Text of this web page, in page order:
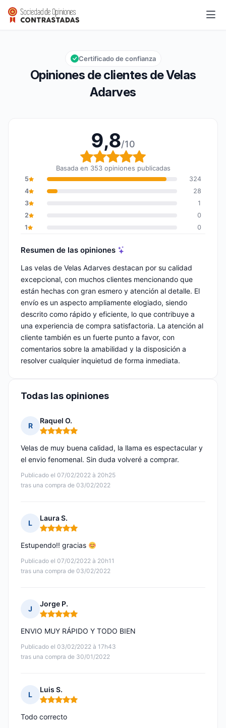
Velas Adarves
Calificación global: 9,8 de 10
9,8/10
Opiniones de clientes de Velas
Adarves
Certificado de confianza
9,8/10
Calificación global: 9,8
Basada en 353 opiniones publicadas
5
324
4
28
3
1
2
0
1
0
Resumen de las opiniones
Las velas de Velas Adarves destacan por su calidad
excepcional, con muchos clientes mencionando que
están hechas con gran esmero y atención al detalle. El
envío es un aspecto ampliamente elogiado, siendo
descrito como rápido y eficiente, lo que contribuye a
una experiencia de compra satisfactoria. La atención al
cliente también es un fuerte punto a favor, con
comentarios sobre la amabilidad y la disposición a
resolver cualquier inquietud de forma inmediata.
Todas las opiniones
R
Raquel O.
Nota: 5 de 5
Publicado el 07/02/2022 à 20h25
tras una compra de 03/02/2022
Velas de muy buena calidad, la llama es espectacular y
el envio fenomenal. Sin duda volveré a comprar.
L
Laura S.
Nota: 5 de 5
Publicado el 07/02/2022 à 20h11
tras una compra de 03/02/2022
Estupendo!! gracias
J
Jorge P.
Nota: 5 de 5
Publicado el 03/02/2022 à 17h43
tras una compra de 30/01/2022
ENVIO MUY RÁPIDO Y TODO BIEN
L
Luis S.
Nota: 5 de 5
Todo correcto